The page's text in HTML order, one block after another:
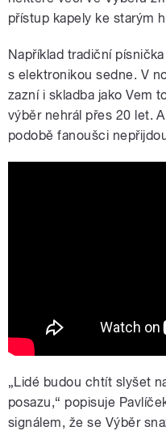
přístup kapely ke starým
Například tradiční
s elektronikou sedne. V
zazní i skladba jako Vem
výběr nehrál přes 20 let.
podobě fanoušci
„Lidé budou chtít slyšet
posazu,“ popisuje
signálem, že se Výběr